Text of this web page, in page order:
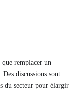
que remplacer un
discussions sont
du secteur pour élargir